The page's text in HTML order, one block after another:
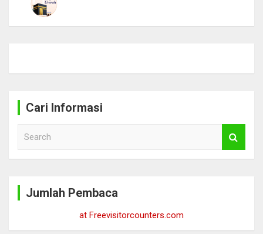
Cari Informasi
Jumlah Pembaca
at Freevisitorcounters.com